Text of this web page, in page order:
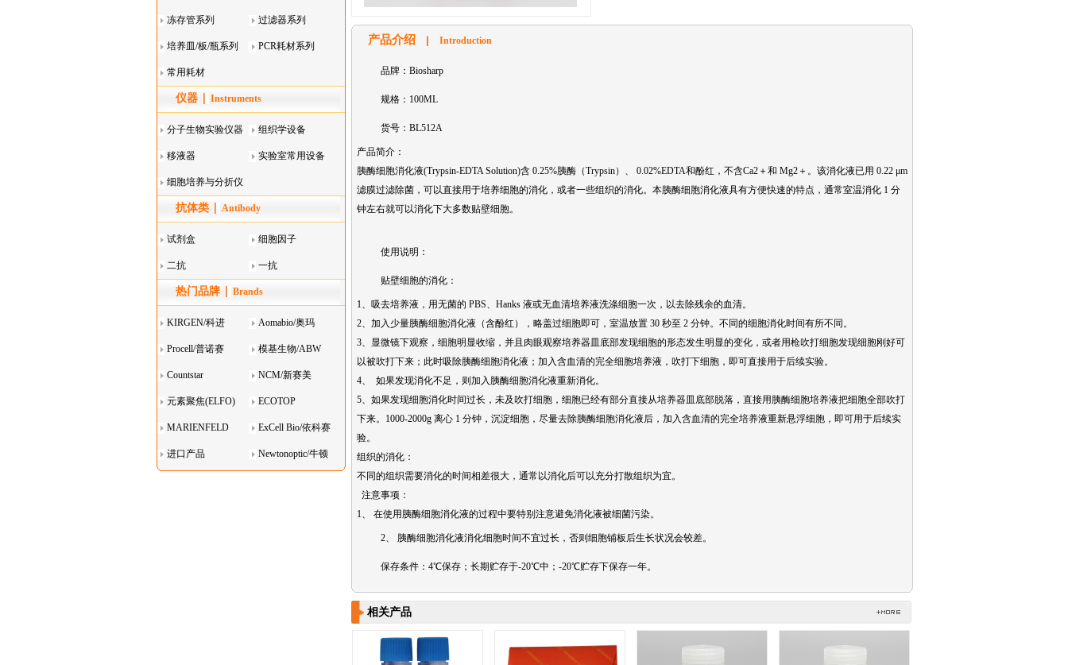
系列
冻存管系列 过滤器系列
培养皿/板/瓶系列 PCR耗材系列
常用耗材
仪器 Instruments
分子生物实验仪器 组织学设备
移液器 实验室常用设备
细胞培养与分折仪
器叠
抗体类 Antibody
试剂盒 细胞因子
二抗 一抗
热门品牌 Brands
KIRGEN/科进 Aomabio/奥玛
Procell/普诺赛 模基生物/ABW
Countstar NCM/新赛美
元素聚焦(ELFO) ECOTOP
MARIENFELD ExCell Bio/依科赛
进口产品 Newtonoptic/牛顿
产品介绍 Introduction
品牌：Biosharp
规格：100ML
货号：BL512A
产品简介：
胰酶细胞消化液(Trypsin-EDTA Solution)含 0.25%胰酶（Trypsin）、 0.02%EDTA和酚红，不含Ca2＋和 Mg2＋。该消化液已用 0.22 μm
滤膜过滤除菌，可以直接用于培养细胞的消化，或者一些组织的消化。本胰酶细胞消化液具有方便快速的特点，通常室温消化 1 分
钟左右就可以消化下大多数贴壁细胞。
使用说明：
贴壁细胞的消化：
1、吸去培养液，用无菌的 PBS、Hanks 液或无血清培养液洗涤细胞一次，以去除残余的血清。
2、加入少量胰酶细胞消化液（含酚红），略盖过细胞即可，室温放置 30 秒至 2 分钟。不同的细胞消化时间有所不同。
3、显微镜下观察，细胞明显收缩，并且肉眼观察培养器皿底部发现细胞的形态发生明显的变化，或者用枪吹打细胞发现细胞刚好可
以被吹打下来；此时吸除胰酶细胞消化液；加入含血清的完全细胞培养液，吹打下细胞，即可直接用于后续实验。
4、 如果发现消化不足，则加入胰酶细胞消化液重新消化。
5、如果发现细胞消化时间过长，未及吹打细胞，细胞已经有部分直接从培养器皿底部脱落，直接用胰酶细胞培养液把细胞全部吹打
下来。1000-2000g 离心 1 分钟，沉淀细胞，尽量去除胰酶细胞消化液后，加入含血清的完全培养液重新悬浮细胞，即可用于后续实
验。
组织的消化：
不同的组织需要消化的时间相差很大，通常以消化后可以充分打散组织为宜。
注意事项：
1、 在使用胰酶细胞消化液的过程中要特别注意避免消化液被细菌污染。
2、 胰酶细胞消化液消化细胞时间不宜过长，否则细胞铺板后生长状况会较差。
保存条件：4℃保存；长期贮存于-20℃中；-20℃贮存下保存一年。
相关产品